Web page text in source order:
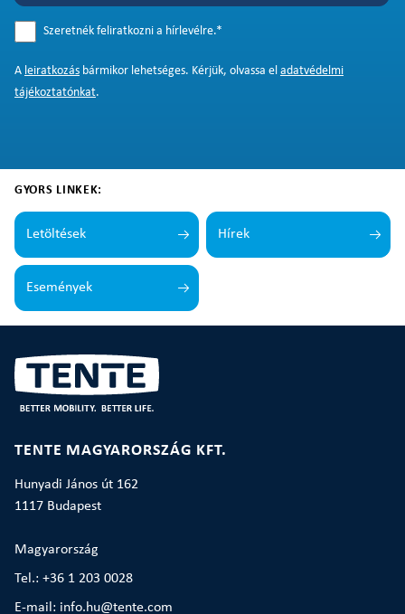
Szeretnék feliratkozni a hírlevélre.*
A leiratkozás bármikor lehetséges. Kérjük, olvassa el adatvédelmi
tájékoztatónkat.
GYORS LINKEK:
Letöltések Hírek
Események
TENTE MAGYARORSZÁG KFT.
Hunyadi János út 162
1117 Budapest
Magyarország
Tel.: +36 1 203 0028
E-mail: info.hu@tente.com